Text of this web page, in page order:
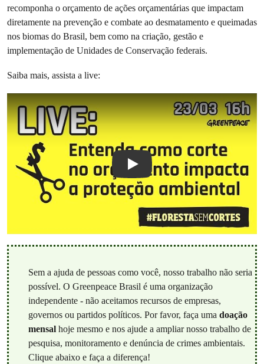
recomponha o orçamento de ações orçamentárias que impactam
diretamente na prevenção e combate ao desmatamento e queimadas
nos biomas do Brasil, bem como na criação, gestão e
implementação de Unidades de Conservação federais.
Saiba mais, assista a live:
Play
Sem a ajuda de pessoas como você, nosso trabalho não seria
possível. O Greenpeace Brasil é uma organização
independente - não aceitamos recursos de empresas,
governos ou partidos políticos. Por favor, faça uma doação
mensalhoje mesmo e nos ajude a ampliar nosso trabalho de
pesquisa, monitoramento e denúncia de crimes ambientais.
Clique abaixo e faça a diferença!